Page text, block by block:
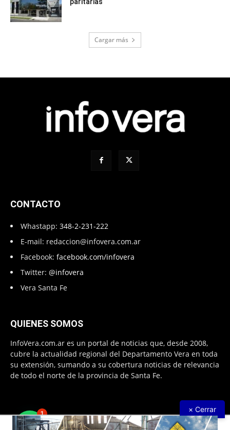
Cargar más
CONTACTO
Whastapp: 348-2-231-222
E-mail: redaccion@infovera.com.ar
Facebook: facebook.com/infovera
Twitter: @infovera
Vera Santa Fe
QUIENES SOMOS
InfoVera.com.ar es un portal de noticias que, desde 2008,
cubre la actualidad regional del Departamento Vera en toda
su extensión, sumando a su cobertura noticias de relevancia
de todo el norte de la provincia de Santa Fe.
× Cerrar
1